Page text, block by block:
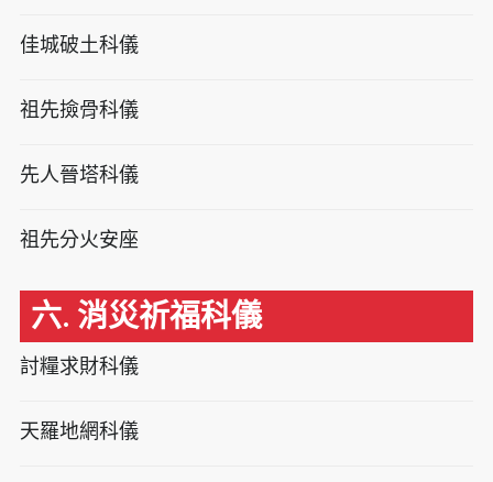
佳城破土科儀
祖先撿骨科儀
先人晉塔科儀
祖先分火安座
六. 消災祈福科儀
討糧求財科儀
天羅地網科儀